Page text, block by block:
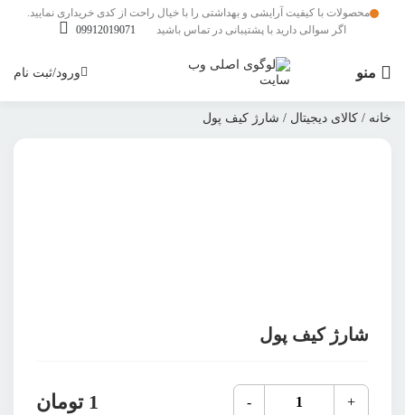
محصولات با کیفیت آرایشی و بهداشتی را با خیال راحت از کدی خریداری نمایید.
اگر سوالی دارید با پشتیبانی در تماس باشید
09912019071
منو ورود/ثبت نام
خانه / کالای دیجیتال / شارژ کیف پول
شارژ کیف پول
+
شارژ
کیف
-
1 تومان